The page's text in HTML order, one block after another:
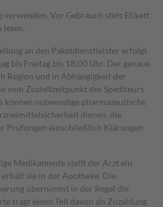
verwenden. Vor Gebrauch stets Etikett
an den Paketdienstleister erfolgt
bis Freitag bis 18:00 Uhr. Der genaue
Region und in Abhängigkeit der
vom Zustellzeitpunkt des Spediteurs
können notwendige pharmazeutische
dienen, die
Prüfungen einschließlich Klärungen
Medikamente stellt der Arzt ein
sie in der Apotheke. Die
übernimmt in der Regel die
trägt einen Teil davon als Zuzahlung